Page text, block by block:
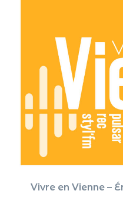
Vivre en Vienne –